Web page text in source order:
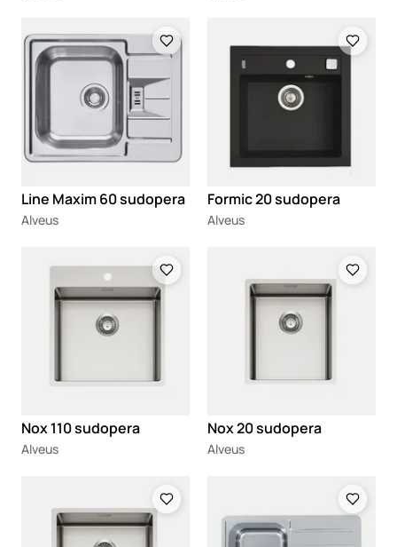
Line Maxim 60 sudopera
Alveus
Formic 20 sudopera
Alveus
Nox 110 sudopera
Alveus
Nox 20 sudopera
Alveus